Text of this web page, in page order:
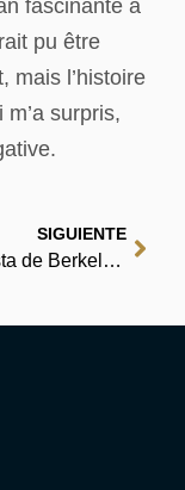
fascinante à
pu être
mais l’histoire
surpris,
SIGUIENTE
O Terrorista de Berkeley, Califórnia : Livros em PDF para Todas as Idades